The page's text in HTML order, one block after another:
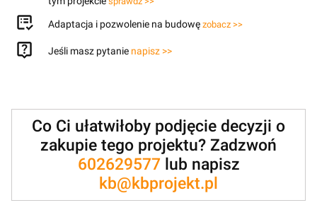
Adaptacja i pozwolenie na budowę zobacz >>
Jeśli masz pytanie napisz >>
Co Ci ułatwiłoby podjęcie decyzji o
zakupie tego projektu? Zadzwoń
602629577lub napisz
kb@kbprojekt.pl